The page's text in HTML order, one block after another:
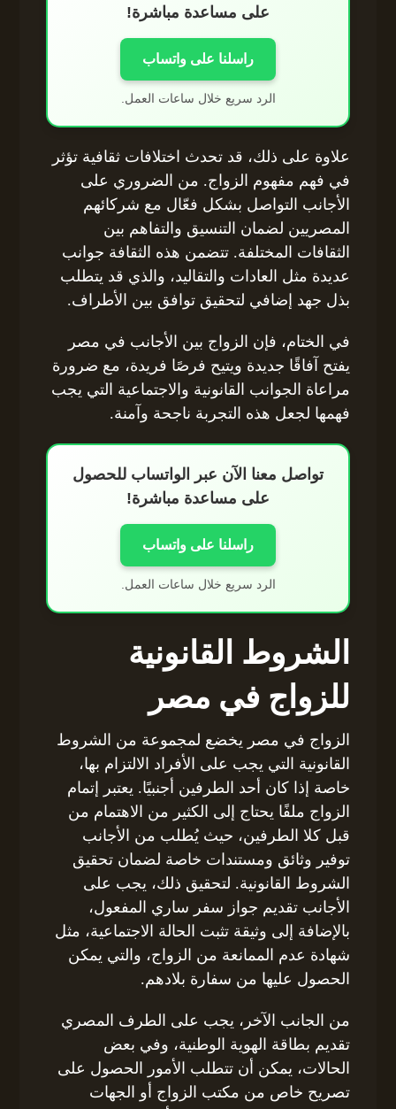
على مساعدة مباشرة!
راسلنا على واتساب
الرد سريع خلال ساعات العمل.
علاوة على ذلك، قد تحدث اختلافات ثقافية تؤثر
في فهم مفهوم الزواج. من الضروري على
الأجانب التواصل بشكل فعّال مع شركائهم
المصريين لضمان التنسيق والتفاهم بين
الثقافات المختلفة. تتضمن هذه الثقافة جوانب
عديدة مثل العادات والتقاليد، والذي قد يتطلب
بذل جهد إضافي لتحقيق توافق بين الأطراف.
في الختام، فإن الزواج بين الأجانب في مصر
يفتح آفاقًا جديدة ويتيح فرصًا فريدة، مع ضرورة
مراعاة الجوانب القانونية والاجتماعية التي يجب
فهمها لجعل هذه التجربة ناجحة وآمنة.
تواصل معنا الآن عبر الواتساب للحصول
على مساعدة مباشرة!
راسلنا على واتساب
الرد سريع خلال ساعات العمل.
الشروط القانونية
للزواج في مصر
الزواج في مصر يخضع لمجموعة من الشروط
القانونية التي يجب على الأفراد الالتزام بها،
خاصة إذا كان أحد الطرفين أجنبيًا. يعتبر إتمام
الزواج ملفًا يحتاج إلى الكثير من الاهتمام من
قبل كلا الطرفين، حيث يُطلب من الأجانب
توفير وثائق ومستندات خاصة لضمان تحقيق
الشروط القانونية. لتحقيق ذلك، يجب على
الأجانب تقديم جواز سفر ساري المفعول،
بالإضافة إلى وثيقة تثبت الحالة الاجتماعية، مثل
شهادة عدم الممانعة من الزواج، والتي يمكن
الحصول عليها من سفارة بلادهم.
من الجانب الآخر، يجب على الطرف المصري
تقديم بطاقة الهوية الوطنية، وفي بعض
الحالات، يمكن أن تتطلب الأمور الحصول على
تصريح خاص من مكتب الزواج أو الجهات